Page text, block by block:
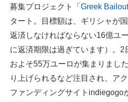
製造業のIT導入・活用を支援
モノづくり技術者専門サイト
エレクトロニクス専門サイト
電子設計の基本と応用
募集プロジェクト「 Greek
タート。目標額は、ギリシャが
返済しなければならない16億ユ
に返済期限は過ぎています）。2
およそ55万ユーロが集まりまし
り上げられるなど注目され、ア
ファンディングサイトindiegogo